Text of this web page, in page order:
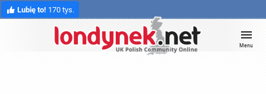
Lubię to! 170 tys.
Menu